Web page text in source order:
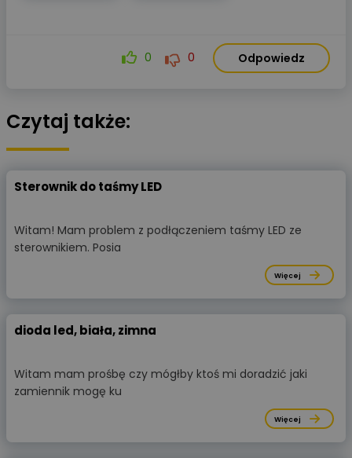
0 0 Odpowiedz
Czytaj także:
Sterownik do taśmy LED
Witam! Mam problem z podłączeniem taśmy LED ze
sterownikiem. Posia
Więcej
dioda led, biała, zimna
Witam mam prośbę czy mógłby ktoś mi doradzić jaki
zamiennik mogę ku
Więcej